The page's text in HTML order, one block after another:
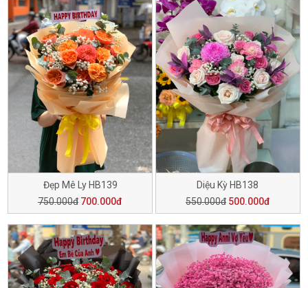
Đẹp Mê Ly HB139
750.000đ 700.000đ
Diệu Kỳ HB138
550.000đ 500.000đ